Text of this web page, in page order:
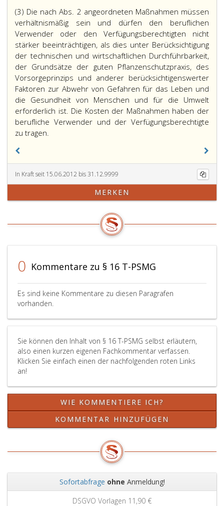
(3) Die nach Abs. 2 angeordneten Maßnahmen müssen
verhältnismäßig sein und dürfen den beruflichen
Verwender oder den Verfügungsberechtigten nicht
stärker beeinträchtigen, als dies unter Berücksichtigung
der technischen und wirtschaftlichen Durchführbarkeit,
der Grundsätze der guten Pflanzenschutzpraxis, des
Vorsorgeprinzips und anderer berücksichtigenswerter
Faktoren zur Abwehr von Gefahren für das Leben und
die Gesundheit von Menschen und für die Umwelt
erforderlich ist. Die Kosten der Maßnahmen haben der
berufliche Verwender und der Verfügungsberechtigte
zu tragen.
In Kraft seit 15.06.2012 bis 31.12.9999
MERKEN
0 Kommentare zu § 16 T-PSMG
Es sind keine Kommentare zu diesen Paragrafen
vorhanden.
Sie können den Inhalt von § 16 T-PSMG selbst erläutern,
also einen kurzen eigenen Fachkommentar verfassen.
Klicken Sie einfach einen der nachfolgenden roten Links
an!
WIE KOMMENTIERE ICH?
KOMMENTAR HINZUFÜGEN
Sofortabfrage ohne Anmeldung!
DSGVO Vorlagen 11,90 €